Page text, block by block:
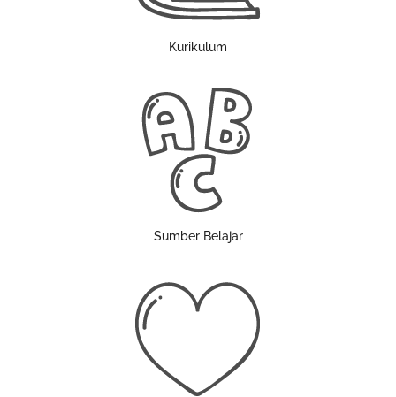
Kurikulum
Sumber Belajar